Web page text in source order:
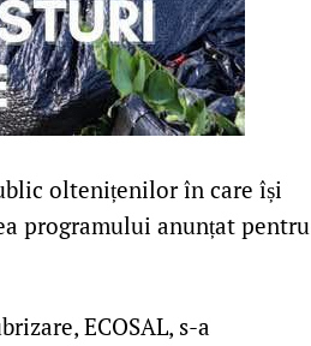
oltenițenilor în care își
programului anunțat pentru
ECOSAL, s-a